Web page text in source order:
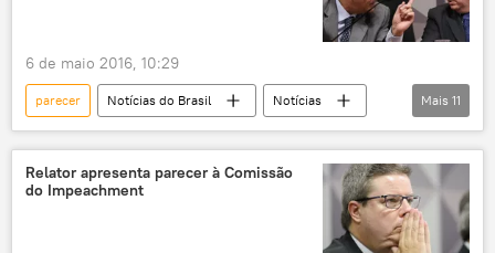
cassação
CPI da Petrobras
6 de maio 2016, 10:29
parecer Notícias do Brasil
Notícias
Impeachment no Senado
Dilma Rousseff
José Eduardo Cardozo
Antonio Anastasia
Senado
Comissão do impeachment
Mais 11
Relator apresenta parecer à Comissão
do Impeachment